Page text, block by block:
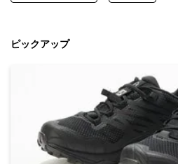
ピックアップ